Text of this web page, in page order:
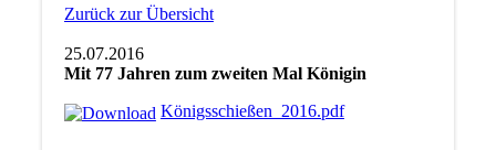
Zurück zur Übersicht
25.07.2016
Mit 77 Jahren zum zweiten Mal Königin
Königsschießen_2016.pdf